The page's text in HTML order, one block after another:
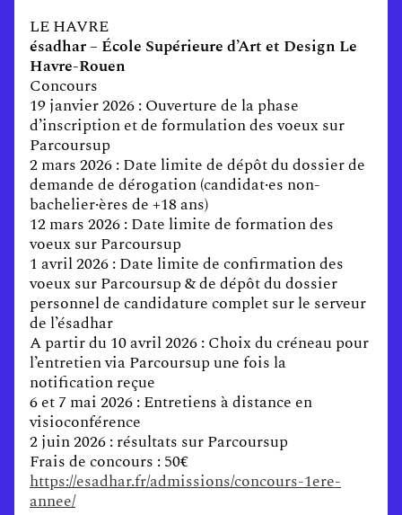
LE HAVRE
ésadhar – École Supérieure d’Art et Design Le
Havre-Rouen
Concours
19 janvier 2026 : Ouverture de la phase
d’inscription et de formulation des voeux sur
Parcoursup
2 mars 2026 : Date limite de dépôt du dossier de
demande de dérogation (candidat·es non-
bachelier·ères de +18 ans)
12 mars 2026 : Date limite de formation des
voeux sur Parcoursup
1 avril 2026 : Date limite de confirmation des
voeux sur Parcoursup & de dépôt du dossier
personnel de candidature complet sur le serveur
de l’ésadhar
A partir du 10 avril 2026 : Choix du créneau pour
l’entretien via Parcoursup une fois la
notification reçue
6 et 7 mai 2026 : Entretiens à distance en
visioconférence
2 juin 2026 : résultats sur Parcoursup
Frais de concours : 50€
https://esadhar.fr/admissions/concours-1ere-
annee/